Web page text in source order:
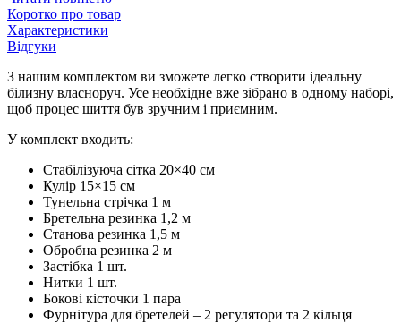
Коротко про товар
Характеристики
Відгуки
З нашим комплектом ви зможете легко створити ідеальну
білизну власноруч. Усе необхідне вже зібрано в одному наборі,
щоб процес шиття був зручним і приємним.
У комплект входить:
Стабілізуюча сітка 20×40 см
Кулір 15×15 см
Тунельна стрічка 1 м
Бретельна резинка 1,2 м
Станова резинка 1,5 м
Обробна резинка 2 м
Застібка 1 шт.
Нитки 1 шт.
Бокові кісточки 1 пара
Фурнітура для бретелей – 2 регулятори та 2 кільця